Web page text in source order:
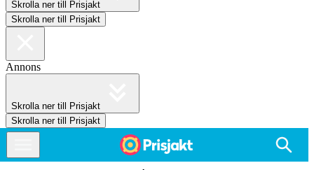
Skrolla ner till Prisjakt
Skrolla ner till Prisjakt
Annons
Skrolla ner till Prisjakt
Skrolla ner till Prisjakt